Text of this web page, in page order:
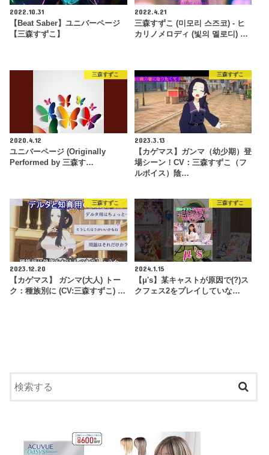
2022.10.31
【Beat Saber】ユニバーページ
【三森すずこ】
2022.4.21
三森すずこ (미모리 스즈코) - ヒ
カリノメロディ (빛의 멜로디) …
三森すずこ
2020.4.12
ユニバーページ (Originally
Performed by 三森す…
三森すずこ
2023.3.13
【カゲマス】ガンマ（幼少期）登
場シーン！CV：三森すずこ（フ
ルボイス）陰…
三森すずこ
2023.12.20
【カゲマス】 ガンマ(大人) トー
ク：種族別に (CV:三森すずこ) …
三森すずこ
2024.1.15
【μ's】某キャストが原因で(?)ス
クフェス2をプレイしていな…